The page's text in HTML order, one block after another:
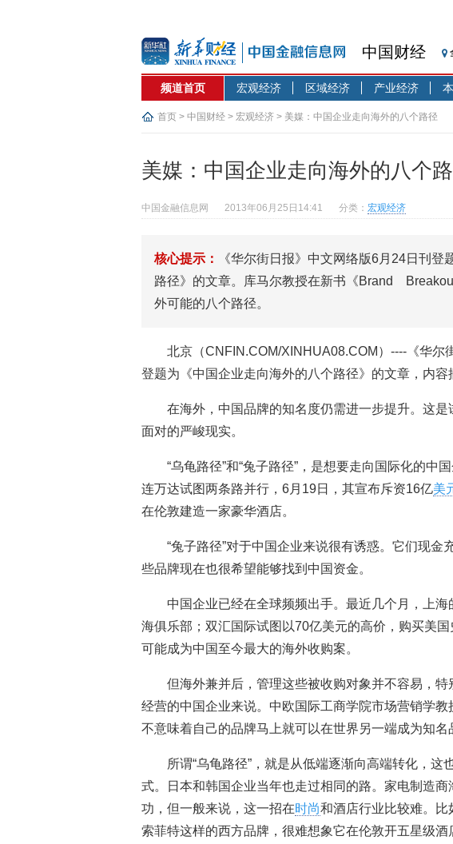
中国财经
频道首页 宏观经济 区域经济 产业经济
首页 > 中国财经 > 宏观经济 > 美媒：中国企业走向海外的八个路径
美媒：中国企业走向海外的八个
中国金融信息网 2013年06月25日14:41 分类： 宏观经济
核心提示：
《华尔街日报》中文网络版6月24日刊登
路径》的文章。库马尔教授在新书《Brand
外可能的八个路径。
北京（CNFIN.COM/XINHUA08.COM）----《华尔
登题为《中国企业走向海外的八个路径》的文章，内容
在海外，中国品牌的知名度仍需进一步提升。这是
面对的严峻现实。
“乌龟路径”和“兔子路径”，是想要走向国际化的中
连万达试图两条路并行，6月19日，其宣布斥资16亿美
在伦敦建造一家豪华酒店。
“兔子路径”对于中国企业来说很有诱惑。它们现金
些品牌现在也很希望能够找到中国资金。
中国企业已经在全球频频出手。最近几个月，上
海俱乐部；双汇国际试图以70亿美元的高价，购买美
可能成为中国至今最大的海外收购案。
但海外兼并后，管理这些被收购对象并不容易，
经营的中国企业来说。中欧国际工商学院市场营销学教
不意味着自己的品牌马上就可以在世界另一端成为知名
所谓“乌龟路径”，就是从低端逐渐向高端转化，这
式。日本和韩国企业当年也走过相同的路。家电制造
功，但一般来说，这一招在时尚和酒店行业比较难。比
索菲特这样的西方品牌，很难想象它在伦敦开五星级